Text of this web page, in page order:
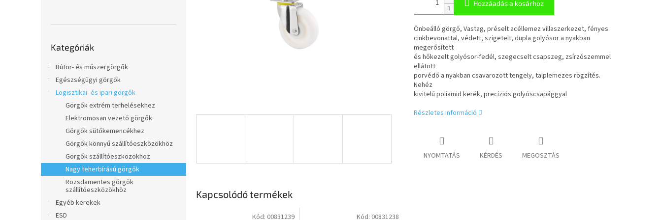
átugrása
Kategóriák
Bútor- és műszergörgők
Egészségügyi görgők
Logisztikai- és ipari görgők
Görgők extrém terhelésekhez
Elektromosan vezető görgők
Görgők sütőkemencékhez
Görgők könnyű szállítóeszközökhöz
Görgők szállítóeszközökhöz
Nagy teherbírású görgők
Rozsdamentes görgők
szállítóeszközökhöz
Egyéb kerekek
ESD
Hozzáadás a kosárhoz
Önbeálló görgő, Vastag, préselt acéllemez villaszerkezet, fényes
cinkbevonattal, védett, szigetelt, dupla golyósor a nyakban
megerősített
és hőkezelt golyósor-fedél, szegecselt csapszeg, zsírzószemmel
ellátott
porvédő a nyakban csavarozott tengely, talplemezes rögzítés.
Nehéz
kivitelű poliamid kerék, precíziós golyóscsapággyal
Részletes információ
NYOMTATÁS KÉRDÉS MEGOSZTÁS
Kapcsolódó termékek
Kód: 00831239 Kód: 00831238